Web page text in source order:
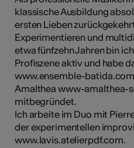
klassische Ausbildung
ersten Lieben
Experimentieren und
etwa fünfzehn Jahren bin
Profiszene aktiv und habe
www.ensemble-
Amalthea www-amalthea-
mitbegründet.
Ich arbeite im Duo mit
der experimentellen
www.lavis.atelierpdf.com.